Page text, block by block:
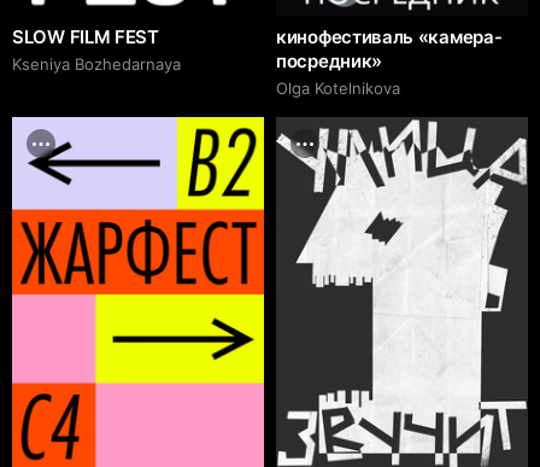
SLOW FILM FEST
Kseniya Bozhedarnaya
кинофестиваль «камера-
посредник»
Olga Kotelnikova